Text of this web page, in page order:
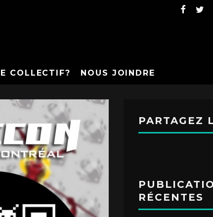
COLLECTIF? NOUS JOINDRE
PARTAGEZ
RÉCENTES